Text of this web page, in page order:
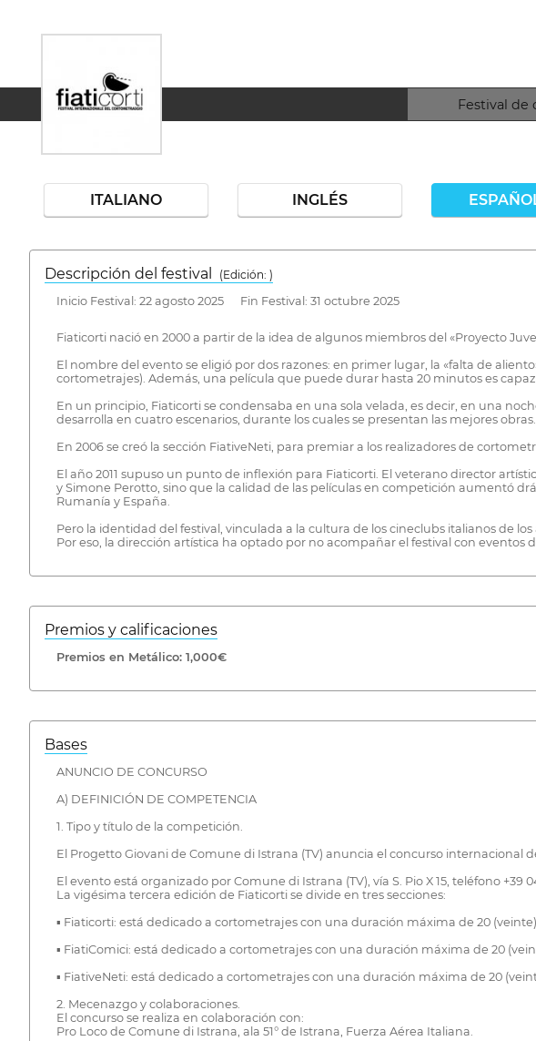
Festival de
ITALIANO INGLÉS
Descripción del festival
( Edición: )
Inicio Festival: 22 agosto 2025 Fin Festival: 31 octubre 2025
Fiaticorti nació en 2000 a partir de la idea de algunos miembros del «Proyecto
El nombre del evento se eligió por dos razones: en primer lugar, la «falta de
cortometrajes). Además, una película que puede durar hasta 20 minutos es
En un principio, Fiaticorti se condensaba en una sola velada, es decir, en una
desarrolla en cuatro escenarios, durante los cuales se presentan las mejores obras.
En 2006 se creó la sección FiativeNeti, para premiar a los realizadores de
El año 2011 supuso un punto de inflexión para Fiaticorti. El veterano director
y Simone Perotto, sino que la calidad de las películas en competición aumentó
Rumanía y España.
Pero la identidad del festival, vinculada a la cultura de los cineclubs italianos de
Por eso, la dirección artística ha optado por no acompañar el festival con eventos
Premios y calificaciones
Premios en Metálico: 1,000€
Bases
ANUNCIO DE CONCURSO
A) DEFINICIÓN DE COMPETENCIA
1. Tipo y título de la competición.
El Progetto Giovani de Comune di Istrana (TV) anuncia el concurso internacional
El evento está organizado por Comune di Istrana (TV), vía S. Pio X 15, teléfono
La vigésima tercera edición de Fiaticorti se divide en tres secciones:
▪ Fiaticorti: está dedicado a cortometrajes con una duración máxima de 20
▪ FiatiComici: está dedicado a cortometrajes con una duración máxima de 20
▪ FiativeNeti: está dedicado a cortometrajes con una duración máxima de 20
2. Mecenazgo y colaboraciones.
El concurso se realiza en colaboración con:
Pro Loco de Comune di Istrana, ala 51° de Istrana, Fuerza Aérea Italiana.